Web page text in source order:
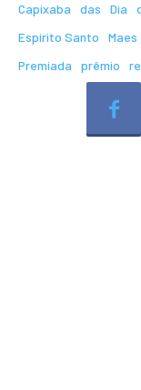
Capixaba das Dia
Espírito Santo
Maes
Premiada
prêmio